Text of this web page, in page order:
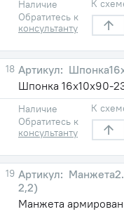
Наличие
Обратитесь к
консультанту
К
18
Шпонка 16х10х90-
Наличие
Обратитесь к
консультанту
К
19
2,2)
Манжета